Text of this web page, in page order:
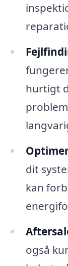
hurtigt
dit
kan
også